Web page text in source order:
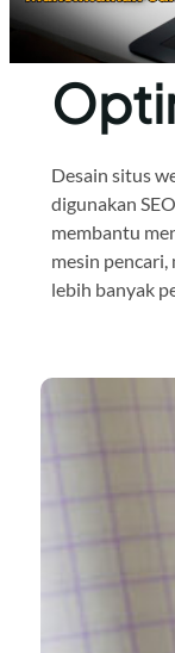
Desain situs
digunakan
membantu
mesin
lebih banyak